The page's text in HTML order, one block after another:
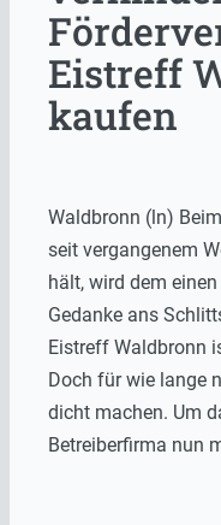
Eistreff
kaufen
Waldbronn (ln)
seit vergangenem
hält, wird dem
Gedanke ans
Eistreff Waldbronn
Doch für wie lange
dicht machen. Um
Betreiberfirma nun